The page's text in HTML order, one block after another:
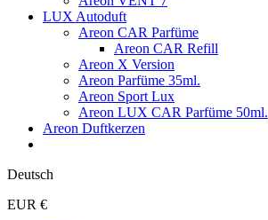
LUX Autoduft
Areon CAR Parfüme
Areon CAR Refill
Areon X Version
Areon Parfüme 35ml.
Areon Sport Lux
Areon LUX CAR Parfüme 50ml.
Areon Duftkerzen
Deutsch
EUR €